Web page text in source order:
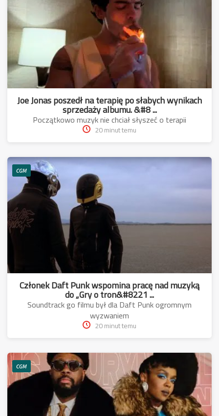
Joe Jonas poszedł na terapię po słabych wynikach
sprzedaży albumu. &#8 ...
Początkowo muzyk nie chciał słyszeć o terapii
20 minut temu
CGM
Członek Daft Punk wspomina pracę nad muzyką
do „Gry o tron&#8221 ...
Soundtrack go filmu był dla Daft Punk ogromnym
wyzwaniem
20 minut temu
CGM